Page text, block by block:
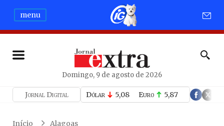
menu
Domingo, 9 de agosto de 2026
Jornal Digital Dólar 5,08 Euro 5,87
Início Alagoas